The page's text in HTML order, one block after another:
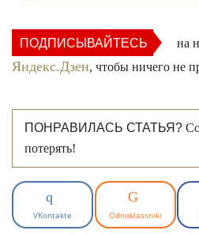
ПОДПИСЫВАЙТЕСЬ на
Яндекс.Дзен, чтобы ничего не
ПОНРАВИЛАСЬ СТАТЬЯ?
потерять!
VKontakte Odnoklassniki